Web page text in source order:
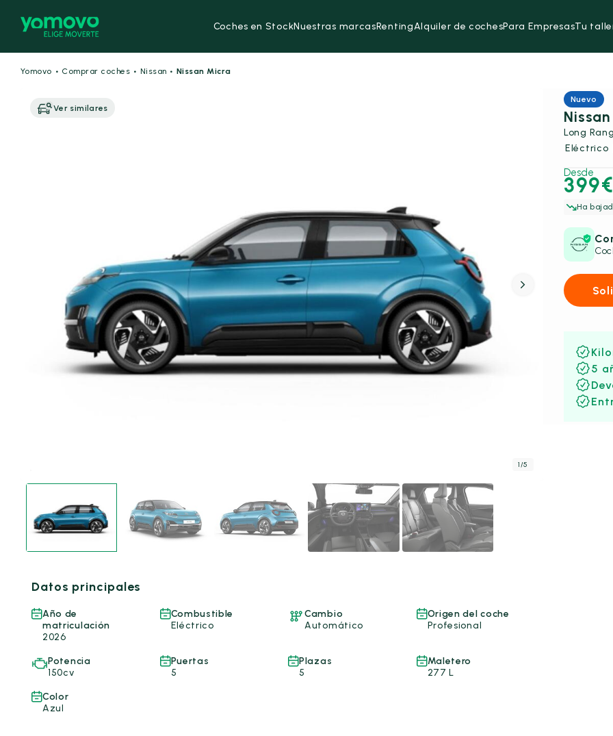
Coches en StockNuestras marcasRentingAlquiler de cochesPara EmpresasTu
Yomovo · Comprar coches · Nissan · Nissan Micra
Ver similares
1/5
Nuevo
Long
Eléctrico
Desde
399€
Ha
5
Datos principales
Año de
matriculación
2026
Combustible
Eléctrico
Cambio
Automático
Origen del coche
Profesional
Potencia
150cv
Puertas
5
Plazas
5
Maletero
277 L
Color
Azul